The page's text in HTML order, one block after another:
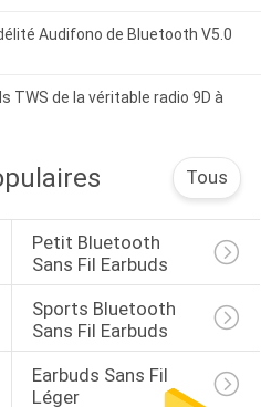
Audifono de Bluetooth V5.0
TWS de la véritable radio 9D à
Tous
Petit Bluetooth
Sans Fil Earbuds
Sports Bluetooth
Sans Fil Earbuds
Earbuds Sans Fil
Léger